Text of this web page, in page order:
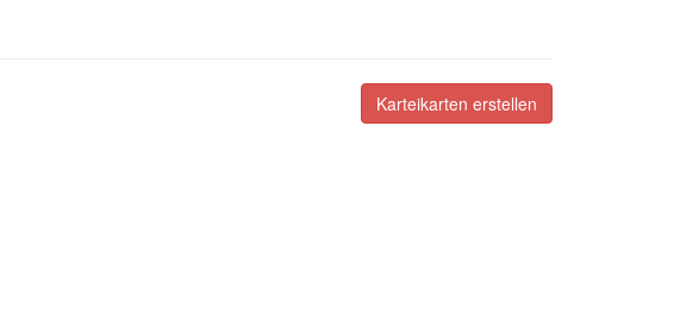
Karteikarten erstellen